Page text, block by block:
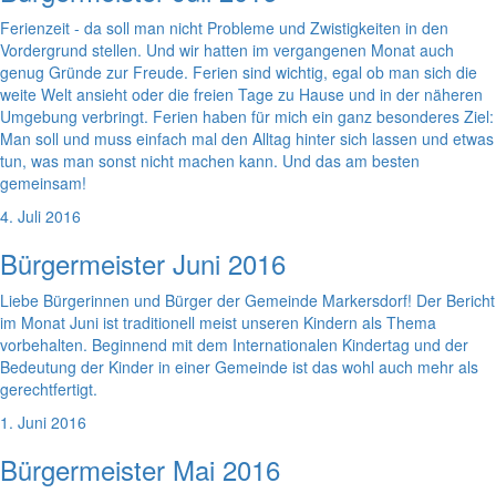
Ferienzeit - da soll man nicht Probleme und Zwistigkeiten in den
Vordergrund stellen. Und wir hatten im vergangenen Monat auch
genug Gründe zur Freude. Ferien sind wichtig, egal ob man sich die
weite Welt ansieht oder die freien Tage zu Hause und in der näheren
Umgebung verbringt. Ferien haben für mich ein ganz besonderes Ziel:
Man soll und muss einfach mal den Alltag hinter sich lassen und etwas
tun, was man sonst nicht machen kann. Und das am besten
gemeinsam!
4. Juli 2016
Bürgermeister Juni 2016
Liebe Bürgerinnen und Bürger der Gemeinde Markersdorf! Der Bericht
im Monat Juni ist traditionell meist unseren Kindern als Thema
vorbehalten. Beginnend mit dem Internationalen Kindertag und der
Bedeutung der Kinder in einer Gemeinde ist das wohl auch mehr als
gerechtfertigt.
1. Juni 2016
Bürgermeister Mai 2016